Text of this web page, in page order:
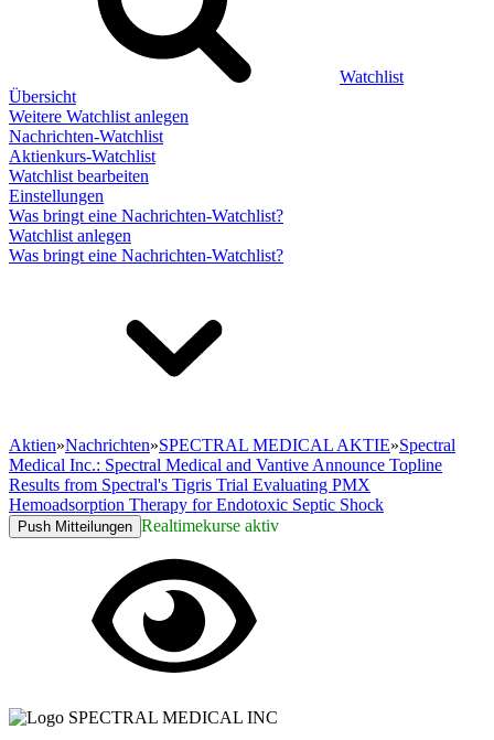
Watchlist
Übersicht
Weitere Watchlist anlegen
Nachrichten-Watchlist
Aktienkurs-Watchlist
Watchlist bearbeiten
Einstellungen
Was bringt eine Nachrichten-Watchlist?
Watchlist anlegen
Was bringt eine Nachrichten-Watchlist?
Aktien»Nachrichten»SPECTRAL MEDICAL AKTIE»Spectral
Medical Inc.: Spectral Medical and Vantive Announce Topline
Results from Spectral's Tigris Trial Evaluating PMX
Hemoadsorption Therapy for Endotoxic Septic Shock
Push Mitteilungen Realtimekurse aktiv